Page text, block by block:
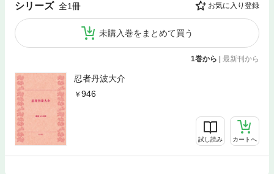
シリーズ 全1冊 お気に入り登録
未購入巻をまとめて買う
1巻から | 最新刊から
忍者丹波大介
946
試し読み カートへ